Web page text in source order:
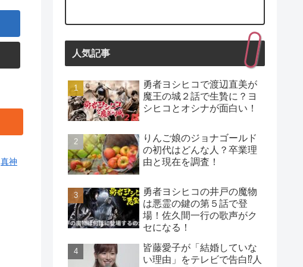
真神
人気記事
勇者ヨシヒコで渡辺直美が
魔王の城２話で生贄に？ヨ
シヒコとオシナが面白い！
りんご娘のジョナゴールド
の初代はどんな人？卒業理
由と現在を調査！
勇者ヨシヒコの井戸の魔物
は悪霊の鍵の第５話で登
場！佐久間一行の歌声がク
セになる！
皆藤愛子が「結婚していな
い理由」をテレビで告白⁉人